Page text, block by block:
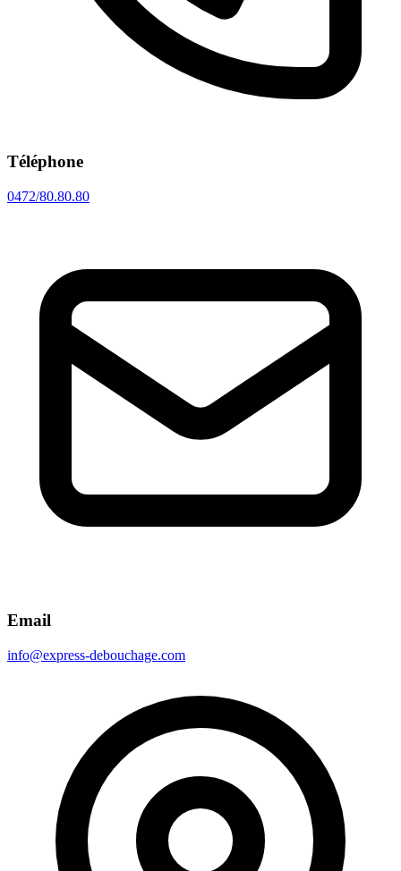
Téléphone
0472/80.80.80
Email
info@express-debouchage.com